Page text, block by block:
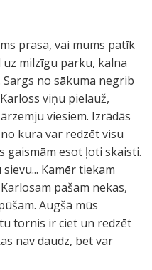
prasa, vai mums patīk
uz milzīgu parku, kalna
no sākuma negrib
viņu pielauž,
viesiem. Izrādās
kura var redzēt visu
gaismām esot ļoti skaisti.
Kamēr tiekam
pašam nekas,
Augšā mūs
tornis ir ciet un redzēt
nav daudz, bet var